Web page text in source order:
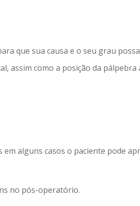
que sua causa e o seu grau
assim como a posição da
alguns casos o paciente pode
no pós-operatório.